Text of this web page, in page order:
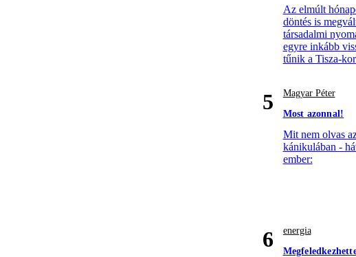
Az elmúlt
döntés is
társadalmi
egyre inkább
tűnik a Tisza-
5
Magyar Péter
Most azonnal!
Mit nem olvas
kánikulában -
ember:
6
energia